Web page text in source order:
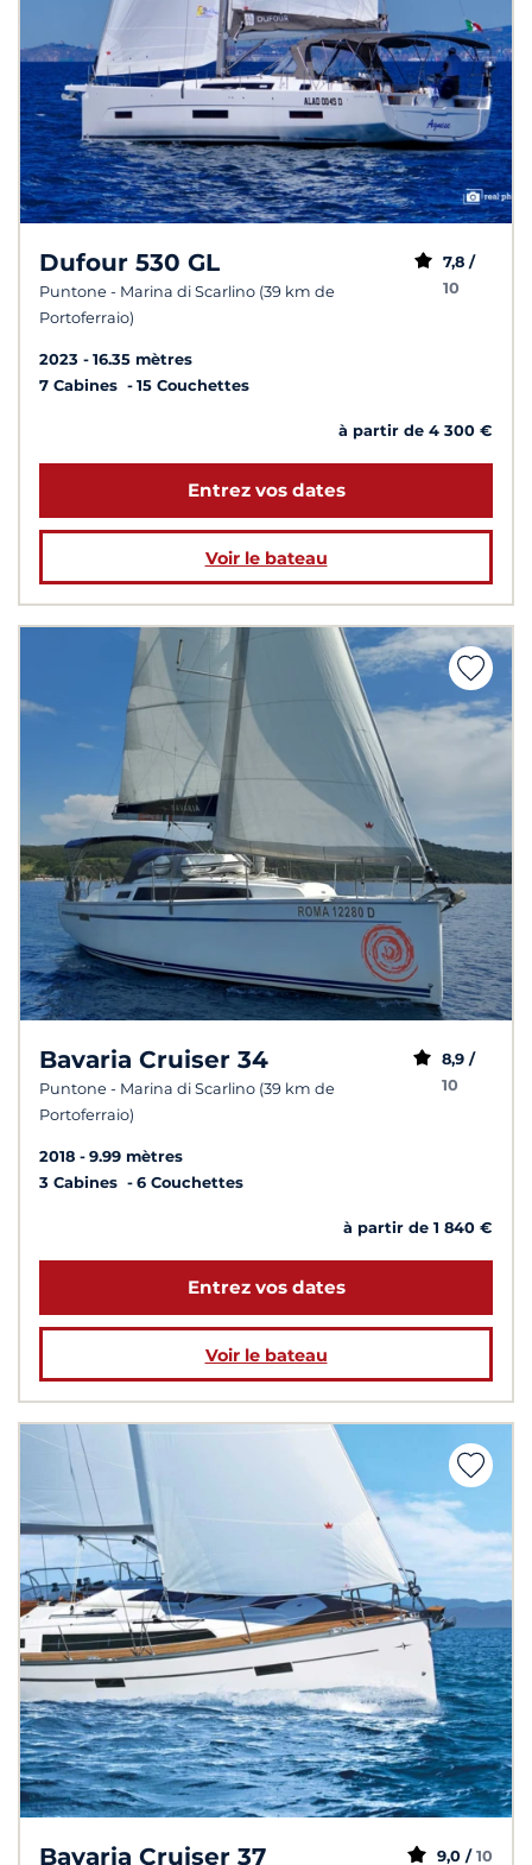
Dufour 530 GL
Puntone - Marina di Scarlino (39 km de
Portoferraio)
7,8 /
10
2023
16.35 mètres
7 Cabines
15 Couchettes
à partir de 4 300 €
Entrez vos dates
Voir le bateau
Bavaria Cruiser 34
Puntone - Marina di Scarlino (39 km de
Portoferraio)
8,9 /
10
2018
9.99 mètres
3 Cabines
6 Couchettes
à partir de 1 840 €
Entrez vos dates
Voir le bateau
Bavaria Cruiser 37 9,0 / 10